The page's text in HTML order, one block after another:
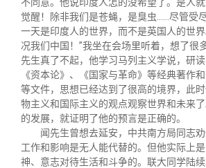
觉醒！除非我们是苍蝇，是臭虫……尽管受
一天是印度人的世界，而不是英国人的世
况我们中国！”我坐在会场里听着，想了很
先生真了不起，他学习马列主义学说，研读
《资本论》、《国家与革命》等经典著作
等文件，思想已经达到了很高的境界，此
物主义和国际主义的观点观察世界和未来
的发展，就证明了他的预言是正确的。
闻先生曾想去延安，中共南方局同志
工作和影响是无人能代替的。但他实际上
神、意志对待生活和斗争的。联大同学陆